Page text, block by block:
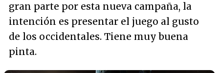
gran parte por esta nueva campaña, la
intención es presentar el juego al gusto
de los occidentales. Tiene muy buena
pinta.